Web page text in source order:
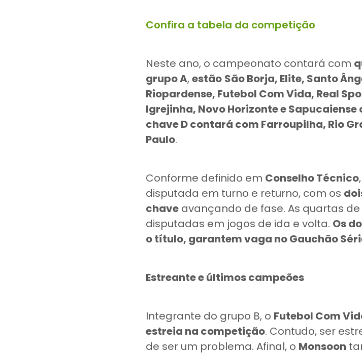
Confira a tabela da competição
Neste ano, o campeonato contará com
grupo A,estão São Borja, Elite, Santo
Riopardense, Futebol Com Vida, Real
Igrejinha, Novo Horizonte e
chave D contará com Farroupilha, Rio
Paulo.
Conforme definido em Conselho Técnico
disputada em turno e returno, com os
chave avançando de fase. As quartas
disputadas em jogos de ida e volta. Os
o título, garantem vaga no Gauchão
Estreante e últimos campeões
Integrante do grupo B, o Futebol Com
estreia na competição. Contudo, ser
de ser um problema. Afinal, o Monsoon